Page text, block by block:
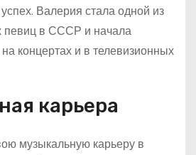
Валерия стала одной из
певиц в СССР и начала
концертах и в телевизионных
карьера
музыкальную карьеру в